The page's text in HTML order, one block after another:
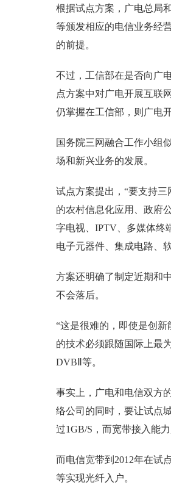
根据试点方案，广电总局
等颁发相应的电信业务经
的前提。
不过，工信部在是否向广
点方案中对广电开展互联
仍掌握在工信部，则广电
国务院三网融合工作小组
场和新兴业务的发展。
试点方案提出，“要支持
的农村信息化应用、政府
字电视、IPTV、多媒体终
电子元器件、集成电路、
方案还明确了制定近期和
不会落后。
“这是很难的，即使是创
的技术必须跟随国际上最
DVBⅡ等。
事实上，广电和电信双方
络公司的同时，要让试点
过1GB/S，而宽带接入能力
而电信宽带到2012年在试
等实现光纤入户。